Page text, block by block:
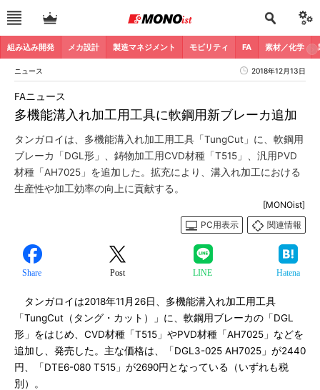
組み込み開発 メカ設計 製造マネジメント モビリティ FA 素材／化学
ニュース 2018年12月13日
多機能溝入れ加工用工具に軟鋼用新ブレーカ追加
FAニュース
タンガロイは、多機能溝入れ加工用工具「TungCut」に、軟鋼用
ブレーカ「DGL形」、鋳物加工用CVD材種「T515」、汎用PVD
材種「AH7025」を追加した。拡充により、溝入れ加工における
生産性や加工効率の向上に貢献する。
[MONOist]
PC用表示
関連情報
Share Post LINE Hatena
タンガロイは2018年11月26日、多機能溝入れ加工用工具
「TungCut（タング・カット）」に、軟鋼用ブレーカの「DGL
形」をはじめ、CVD材種「T515」やPVD材種「AH7025」などを
追加し、発売した。主な価格は、「DGL3-025 AH7025」が2440
円、「DTE6-080 T515」が2690円となっている（いずれも税
別）。